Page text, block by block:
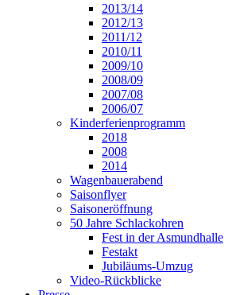
2013/14
2012/13
2011/12
2010/11
2009/10
2008/09
2007/08
2006/07
Kinderferienprogramm
2018
2008
2014
Wagenbauerabend
Saisonflyer
Saisoneröffnung
50 Jahre Schlackohren
Fest in der Asmundhalle
Festakt
Jubiläums-Umzug
Video-Rückblicke